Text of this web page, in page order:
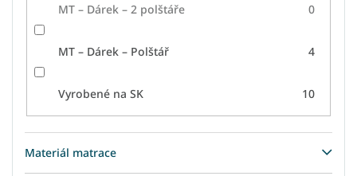
MT – Dárek – 2 polštáře 0
MT – Dárek – Polštář 4
Vyrobené na SK 10
Materiál matrace